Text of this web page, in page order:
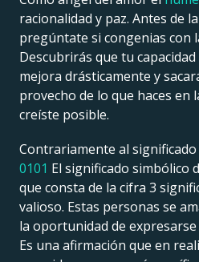
racionalidad y paz. Antes de
pregúntate si congenias con
Descubrirás que tu capacidad
mejora drásticamente y
provecho de lo que haces en
creíste posible.
Contrariamente al significado
0101 El significado simbólico
que consta de la cifra 3
valioso. Estas personas se
la oportunidad de expresarse
Es una afirmación que en